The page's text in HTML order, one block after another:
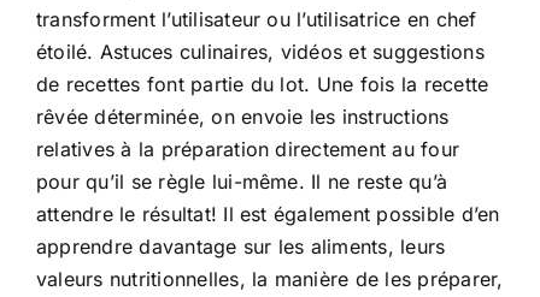
transforment l’utilisateur ou l’utilisatrice en chef
étoilé. Astuces culinaires, vidéos et suggestions
de recettes font partie du lot. Une fois la recette
rêvée déterminée, on envoie les instructions
relatives à la préparation directement au four
pour qu’il se règle lui-même. Il ne reste qu’à
attendre le résultat! Il est également possible d’en
apprendre davantage sur les aliments, leurs
valeurs nutritionnelles, la manière de les préparer,